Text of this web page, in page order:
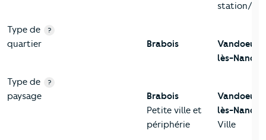
station/
Type de
quartier
?
Brabois
lès-Nancy
Type de
paysage
?
Brabois
Petite ville et
périphérie
lès-Nancy
Ville